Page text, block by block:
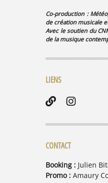
Co-production :
de création musicale
Avec le soutien du
de la musique
LIENS
CONTACT
Booking : Julien
Promo : Amaury